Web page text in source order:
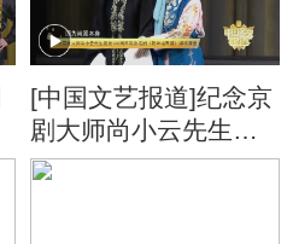
[中国文艺报道]纪念京
剧大师尚小云先生诞
辰120周年尚派名剧